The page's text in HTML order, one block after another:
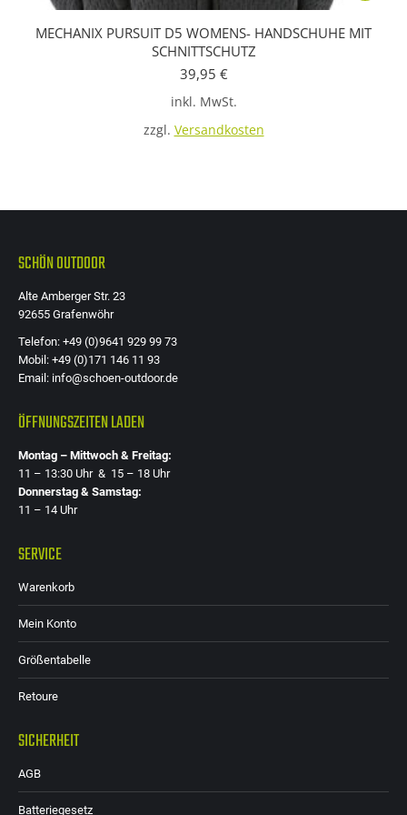
weist
auf
MECHANIX PURSUIT D5 WOMENS- HANDSCHUHE MIT
SCHNITTSCHUTZ
39,95 €
inkl. MwSt.
zzgl. Versandkosten
SCHÖN OUTDOOR
Alte Amberger Str. 23
92655 Grafenwöhr
Telefon: +49 (0)9641 929 99 73
Mobil: +49 (0)171 146 11 93
Email: info@schoen-outdoor.de
ÖFFNUNGSZEITEN LADEN
Montag – Mittwoch & Freitag:
11 – 13:30 Uhr & 15 – 18 Uhr
Donnerstag & Samstag:
11 – 14 Uhr
SERVICE
Warenkorb
Mein Konto
Größentabelle
Retoure
SICHERHEIT
AGB
Batteriegesetz